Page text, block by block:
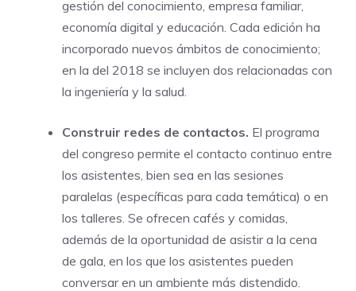
gestión del conocimiento, empresa familiar,
economía digital y educación. Cada edición ha
incorporado nuevos ámbitos de conocimiento;
en la del 2018 se incluyen dos relacionadas con
la ingeniería y la salud.
Construir redes de contactos. El programa
del congreso permite el contacto continuo entre
los asistentes, bien sea en las sesiones
paralelas (específicas para cada temática) o en
los talleres. Se ofrecen cafés y comidas,
además de la oportunidad de asistir a la cena
de gala, en los que los asistentes pueden
conversar en un ambiente más distendido.